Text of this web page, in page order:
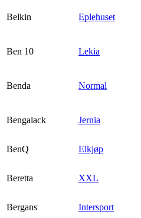
Belkin Eplehuset
Ben 10 Lekia
Benda Normal
Bengalack Jernia
BenQ
Elkjøp
Beretta XXL
Bergans
Intersport